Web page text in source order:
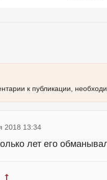
к публикации,
2018 13:34
лет его